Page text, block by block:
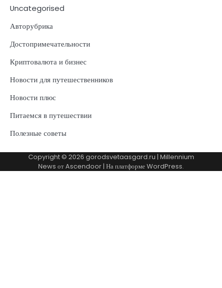
Uncategorised
Авторубрика
Достопримечательности
Криптовалюта и бизнес
Новости для путешественников
Новости плюс
Питаемся в путешествии
Полезные советы
Copyright © 2026 gorodsvetaasgard.ru | Millennium
News отAscendoor | На платформеWordPress.